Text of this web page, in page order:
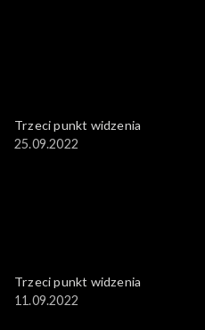
Trzeci punkt widzenia
25.09.2022
Trzeci punkt widzenia
11.09.2022